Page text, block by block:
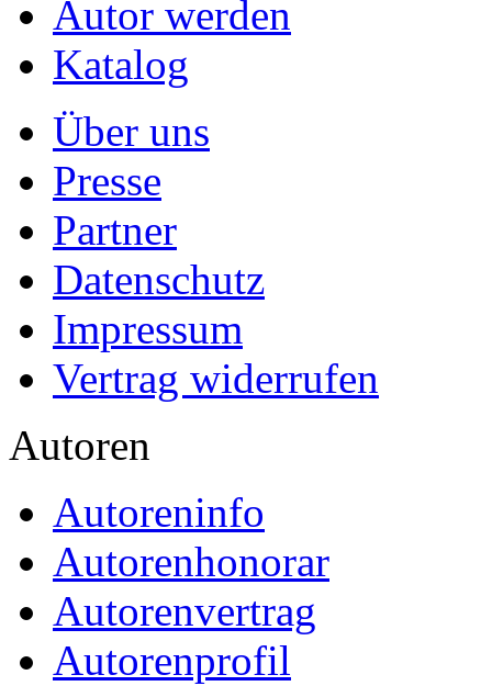
Autor werden
Katalog
Über uns
Presse
Partner
Datenschutz
Impressum
Vertrag widerrufen
Autoren
Autoreninfo
Autorenhonorar
Autorenvertrag
Autorenprofil